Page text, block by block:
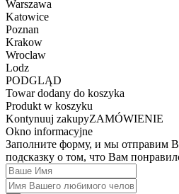
Warszawa
Katowice
Poznan
Krakow
Wroclaw
Lodz
PODGLĄD
Towar dodany do koszyka
Produkt w koszyku
Kontynuuj zakupyZAMÓWIENIE
Okno informacyjne
Заполните форму, и мы отправим
подсказку о том, что Вам